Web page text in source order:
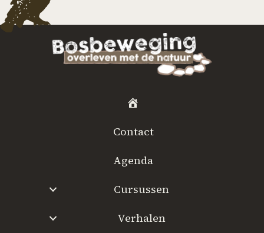
m
Contact
Agenda
Cursussen
Verhalen